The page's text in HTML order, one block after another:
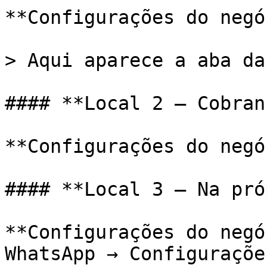
**Configurações do
> Aqui aparece a aba
#### **Local 2 —
**Configurações do
#### **Local 3 — Na
**Configurações do
WhatsApp →